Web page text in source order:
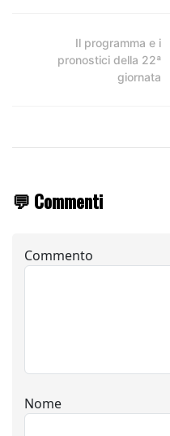
Il programma e i
pronostici della 22ª
giornata
💬 Commenti